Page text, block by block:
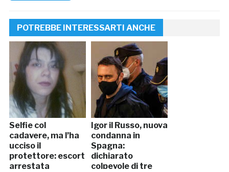
POTREBBE INTERESSARTI ANCHE
Selfie col
cadavere, ma l’ha
ucciso il
protettore: escort
arrestata
Igor il Russo, nuova
condanna in
Spagna:
dichiarato
colpevole di tre